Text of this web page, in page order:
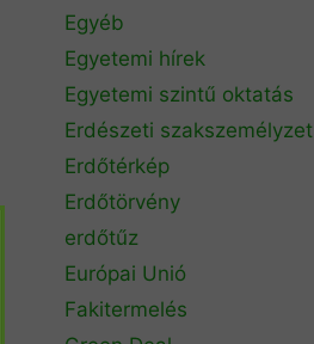
Egyéb
Egyetemi hírek
Egyetemi szintű oktatás
Erdészeti szakszemélyzet
Erdőtérkép
Erdőtörvény
erdőtűz
Európai Unió
Fakitermelés